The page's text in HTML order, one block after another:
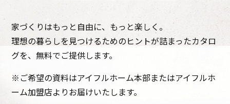
家づくりはもっと自由に、もっと楽しく。
理想の暮らしを見つけるためのヒントが詰まったカタロ
グを、無料でご提供します。
※ご希望の資料はアイフルホーム本部またはアイフルホ
ーム加盟店よりお届けいたします。